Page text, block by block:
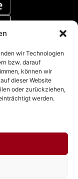
wir Technologien
bzw. darauf
können wir
dieser Website
oder zurückziehen,
werden.
(EU)|AGB